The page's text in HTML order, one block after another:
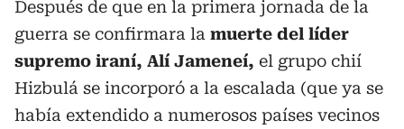
Después de que en la primera jornada de la
guerra se confirmara la muerte del líder
supremo iraní, Alí Jameneí, el grupo chií
Hizbulá se incorporó a la escalada (que ya se
había extendido a numerosos países vecinos